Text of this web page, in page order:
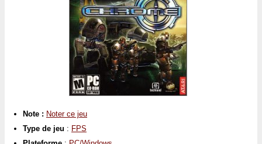
Note : Noter ce jeu
Type de jeu : FPS